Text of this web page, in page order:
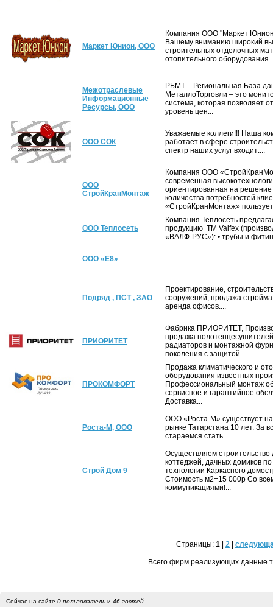
Маркет Юнион, ООО
Компания ООО "Маркет
Вашему вниманию широкий
строительных отделочных
отопительного
Межотраслевые
Информационные
Ресурсы, ООО
РБМТ – Региональная База
МеталлоТорговли – это
система, которая позволяет
уровень цен...
ООО СОК
Уважаемые коллеги!!! Наша
работает в сфере
спектр наших услуг входит:...
ООО
СтройКранМонтаж
Компания ООО
современная
ориентированная на решение
количества потребностей
«СтройКранМонтаж»
ООО Теплосеть
Компания Теплосеть
продукцию ТМ Valfex
«ВАЛФ-РУС»): • трубы и
ООО «Е8» ...
Подряд , ПСТ , ЗАО
Проектирование,
сооружений, продажа
аренда офисов....
ПРИОРИТЕТ
Фабрика ПРИОРИТЕТ,
продажа
радиаторов и монтажной
поколения с защитой...
ПРОКОМФОРТ
Продажа климатического и
оборудования известных
Профессиональный монтаж
сервисное и гарантийное
Доставка...
Роста-М, ООО
ООО «Роста-М» существует
рынке Татарстана 10 лет. За
стараемся стать...
Строй Дом 9
Осуществляем строительство
коттеджей, дачных домиков
технологии Каркасного
Стоимость м2=15 000р Со
коммуникациями!...
Страницы: 1 2
Всего фирм реализующих данные
Сейчас на сайте 0 пользовательи 46 гостей.